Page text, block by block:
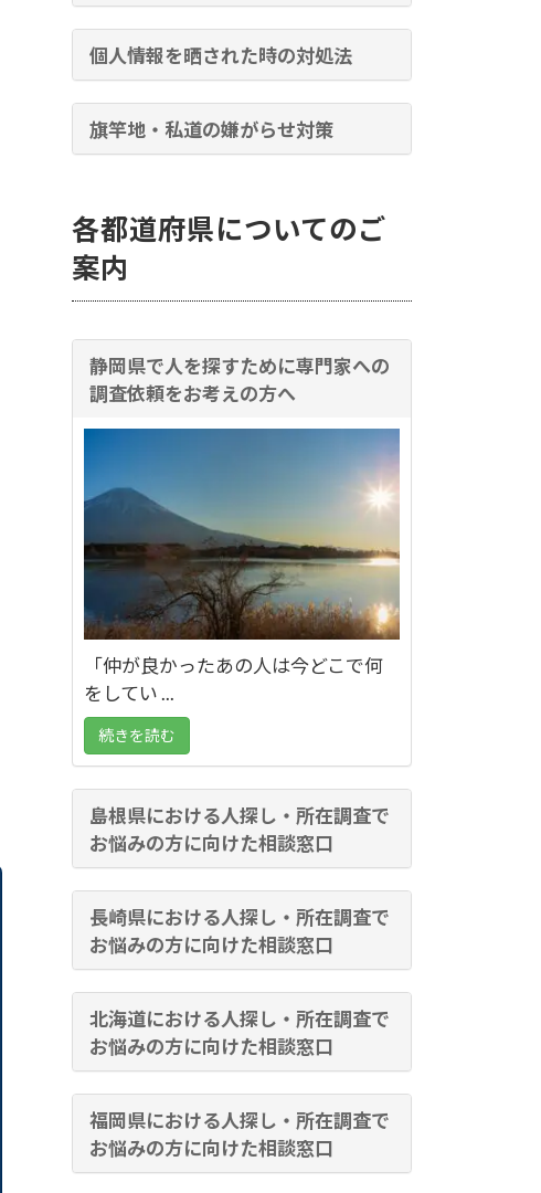
個人情報を晒された時の対処法
旗竿地・私道の嫌がらせ対策
各都道府県についてのご
案内
静岡県で人を探すために専門家への
調査依頼をお考えの方へ
「仲が良かったあの人は今どこで何
をしてい ...
続きを読む
島根県における人探し・所在調査で
お悩みの方に向けた相談窓口
長崎県における人探し・所在調査で
お悩みの方に向けた相談窓口
北海道における人探し・所在調査で
お悩みの方に向けた相談窓口
福岡県における人探し・所在調査で
お悩みの方に向けた相談窓口